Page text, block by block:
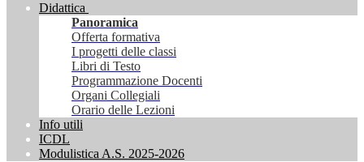
Didattica
Panoramica
Offerta formativa
I progetti delle classi
Libri di Testo
Programmazione Docenti
Organi Collegiali
Orario delle Lezioni
Info utili
ICDL
Modulistica A.S. 2025-2026